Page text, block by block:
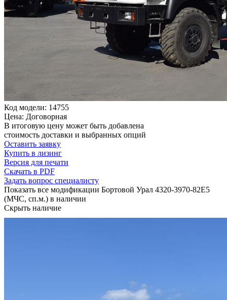
Код модели: 14755
Цена: Договорная
В итоговую цену может быть добавлена
стоимость доставки и выбранных опций
Оставить заявку
Купить в лизинг
Версия для печати
Скачать в PDF
Задать вопрос специалисту
Показать все модификации Бортовой Урал 4320-3970-82Е5
(МЧС, сп.м.) в наличии
Скрыть наличие